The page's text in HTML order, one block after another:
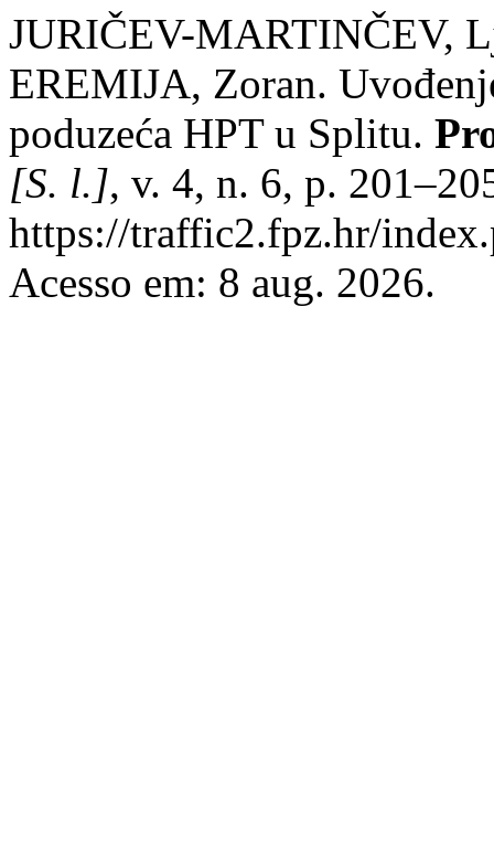
JURIČEV-MARTINČEV,
EREMIJA, Zoran.
poduzeća HPT u Splitu.
[S. l.], v. 4, n. 6, p.
https://traffic2.fpz.hr/
Acesso em: 8 aug. 2026.